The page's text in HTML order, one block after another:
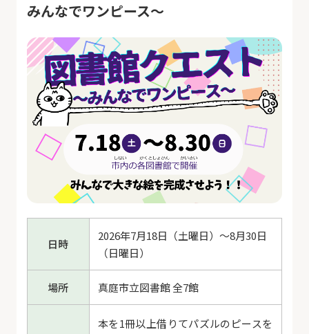
みんなでワンピース～
日時
2026年7月18日（土曜日）～8月30日
（日曜日）
場所 真庭市立図書館 全7館
本を1冊以上借りてパズルのピースを